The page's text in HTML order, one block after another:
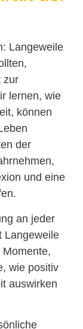
Langeweile
zur
lernen, wie
können
der
und eine
an jeder
Langeweile
wie positiv
auswirken